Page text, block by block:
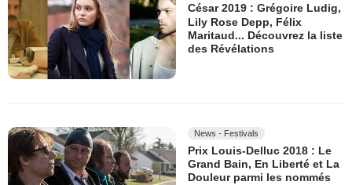
César 2019 : Grégoire Ludig,
Lily Rose Depp, Félix
Maritaud... Découvrez la liste
des Révélations
News - Festivals
Prix Louis-Delluc 2018 : Le
Grand Bain, En Liberté et La
Douleur parmi les nommés